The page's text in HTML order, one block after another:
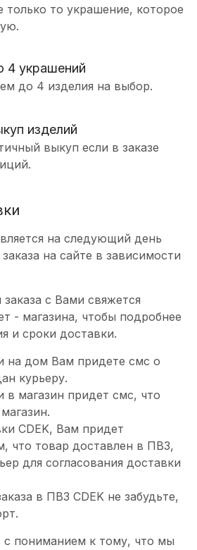
только то украшение, которое
4 украшений
до 4 изделия на выбор.
изделий
выкуп если в заказе
на следующий день
на сайте в зависимости
с Вами свяжется
- магазина, чтобы подробнее
и сроки доставки.
на дом Вам придете смс о
курьеру.
в магазин придет смс, что
CDEK, Вам придет
что товар доставлен в ПВЗ,
для согласования доставки
в ПВЗ CDEK не забудьте,
с пониманием к тому, что мы